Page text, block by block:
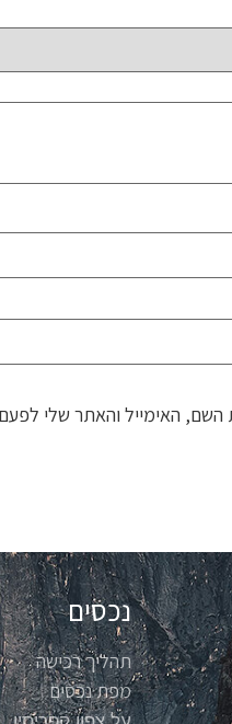
האימייל והאתר שלי
נכסים
תהליך רכישה
מפת נכסים